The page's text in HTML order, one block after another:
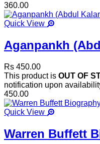
360.00
Quick View
Aganpankh
Rs 450.00
This product is OUT OF
notification upon
450.00
Quick View
Warren Buffett